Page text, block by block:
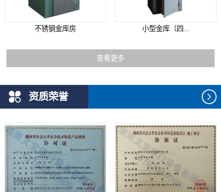
不锈钢金库房 小型金库（四...
查看更多
资质荣誉